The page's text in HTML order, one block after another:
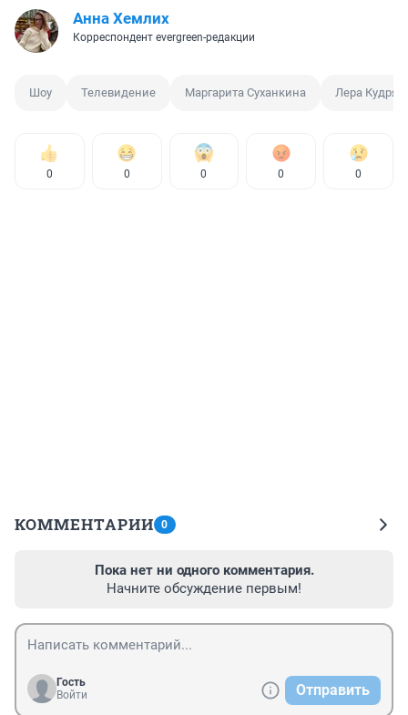
Анна Хемлих
Корреспондент evergreen-редакции
Шоу Телевидение Маргарита Суханкина Лера
0 0 0 0 0
КОММЕНТАРИИ 0
Пока нет ни одного комментария.
Начните обсуждение первым!
Гость
Войти
Отправить